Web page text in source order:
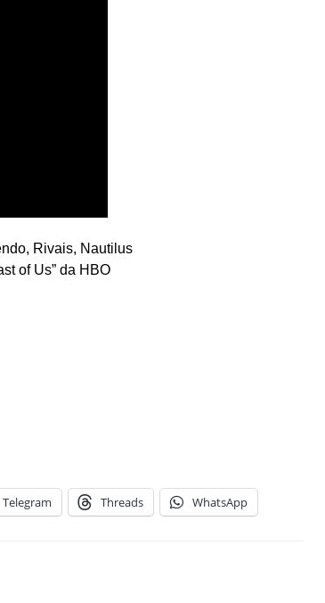
Rivais, Nautilus
of Us” da HBO
Telegram Threads WhatsApp